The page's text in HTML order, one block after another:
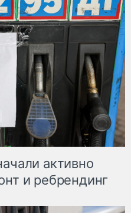
активно
и ребрендинг